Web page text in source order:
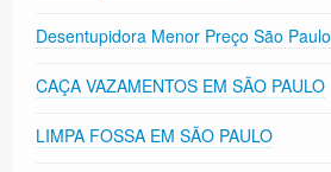
Desentupidora Menor Preço São Paulo
CAÇA VAZAMENTOS EM SÃO PAULO
LIMPA FOSSA EM SÃO PAULO